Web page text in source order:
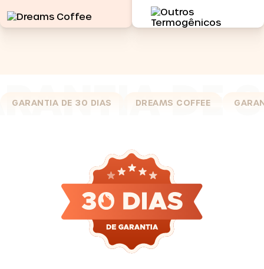
GARANTIA DE 30 DIAS DREAMS COFFEE